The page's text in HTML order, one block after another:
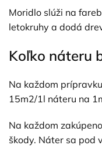
Moridlo slúži na
letokruhy a dodá
Koľko náteru
Na každom
15m2/1l náteru na
Na každom
škody. Náter sa pod